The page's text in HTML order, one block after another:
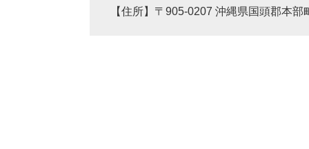
【住所】〒905-0207 沖縄県国頭郡本部